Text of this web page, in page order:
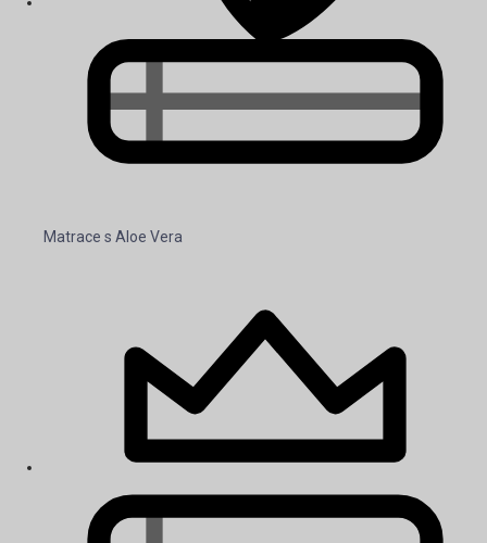
Matrace s Aloe Vera